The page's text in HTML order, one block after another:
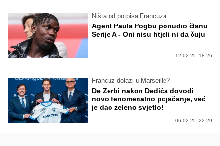
Ništa od potpisa Francuza
Agent Paula Pogbu ponudio članu
Serije A - Oni nisu htjeli ni da čuju
12.02.25. 18:26
Francuz dolazi u Marseille?
De Zerbi nakon Dedića dovodi
novo fenomenalno pojačanje, već
je dao zeleno svjetlo!
06.02.25. 22:29